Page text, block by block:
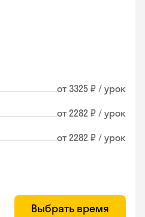
от 3325 ₽ / урок
от 2282 ₽ / урок
от 2282 ₽ / урок
Выбрать время